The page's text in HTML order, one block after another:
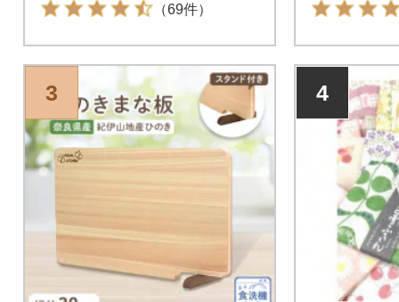
（69件）
3 4